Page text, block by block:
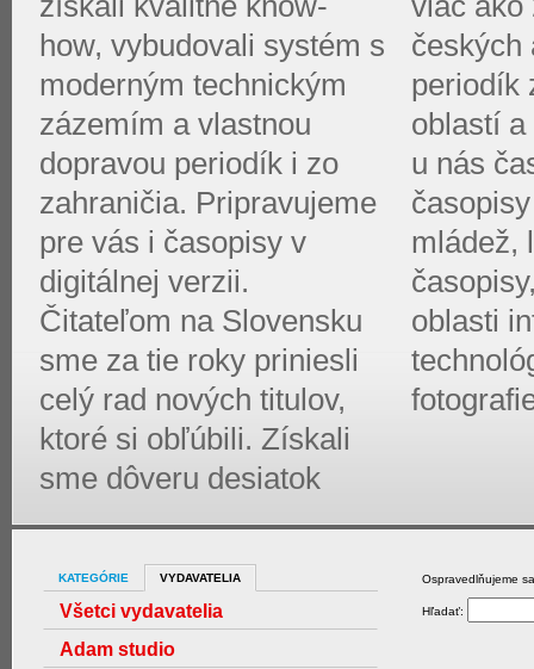
how, vybudovali systém s
moderným technickým
zázemím a vlastnou
dopravou periodík i zo
zahraničia. Pripravujeme
pre vás i časopisy v
digitálnej verzii.
Čitateľom na Slovensku
sme za tie roky priniesli
celý rad nových titulov,
ktoré si obľúbili. Získali
sme dôveru desiatok
českých
periodík
oblastí a
u nás
mládež,
oblasti
KATEGÓRIE VYDAVATELIA
Všetci vydavatelia
Adam studio
Ospravedlňujeme
Hľadať: